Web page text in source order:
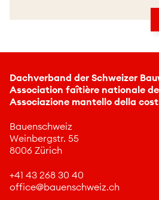
Dachverband der Schweizer
Association faîtière nationale
Associazione mantello della
Bauenschweiz
Weinbergstr. 55
8006 Zürich
+41 43 268 30 40
ff c b nschw z ch